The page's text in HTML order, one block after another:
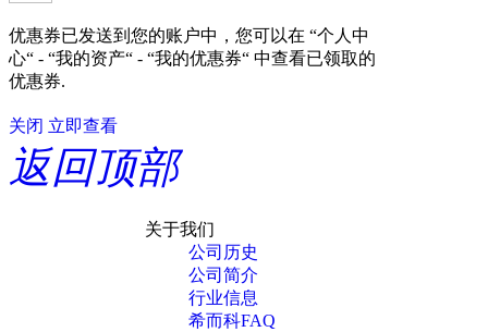
优惠券已发送到您的账户中，您可以在 “个人中
心“ - “我的资产“ - “我的优惠券“ 中查看已领取的
优惠券.
关闭 立即查看
返回顶部
关于我们
公司历史
公司简介
行业信息
希而科FAQ